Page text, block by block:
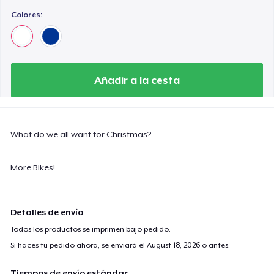
Colores:
Añadir a la cesta
What do we all want for Christmas?
More Bikes!
Detalles de envío
Todos los productos se imprimen bajo pedido.
Si haces tu pedido ahora, se enviará elAugust 18, 2026 o antes.